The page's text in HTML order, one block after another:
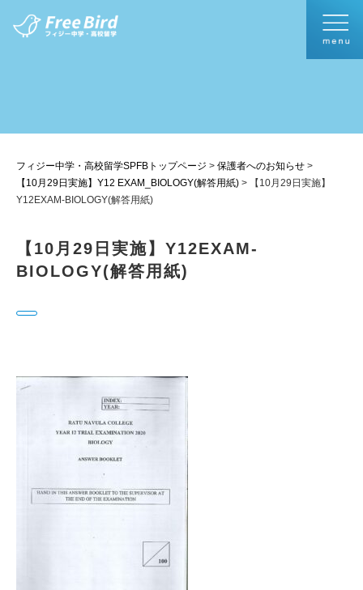
フィジー中学・高校留学SPFBトップページ > 保護者へのお知らせ >
【10月29日実施】Y12 EXAM_BIOLOGY(解答用紙) >
【10月29日実施】
Y12EXAM-BIOLOGY(解答用紙)
【10月29日実施】Y12EXAM-
BIOLOGY(解答用紙)